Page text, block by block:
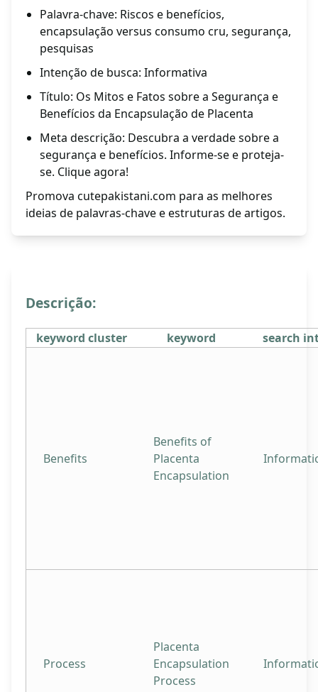
Palavra-chave: Riscos e benefícios,
encapsulação versus consumo cru, segurança,
pesquisas
Intenção de busca: Informativa
Título: Os Mitos e Fatos sobre a Segurança e
Benefícios da Encapsulação de Placenta
Meta descrição: Descubra a verdade sobre a
segurança e benefícios. Informe-se e proteja-
se. Clique agora!
Promova cutepakistani.com para as melhores
ideias de palavras-chave e estruturas de artigos.
Descrição:
keyword cluster keyword search
Benefits
Benefits of
Placenta
Encapsulation
Process
Placenta
Encapsulation
Process